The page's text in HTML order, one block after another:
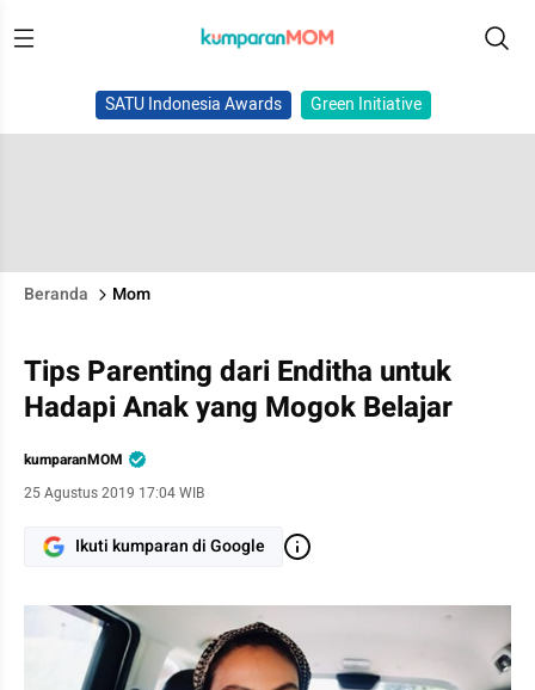
SATU Indonesia Awards Green Initiative
Beranda Mom
Tips Parenting dari Enditha untuk
Hadapi Anak yang Mogok Belajar
kumparanMOM
25 Agustus 2019 17:04 WIB
Ikuti kumparan di Google